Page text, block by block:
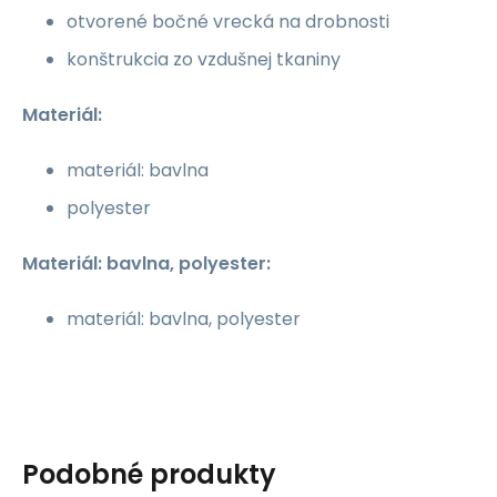
otvorené bočné vrecká na drobnosti
konštrukcia zo vzdušnej tkaniny
Materiál:
materiál: bavlna
polyester
Materiál: bavlna, polyester:
materiál: bavlna, polyester
Podobné produkty